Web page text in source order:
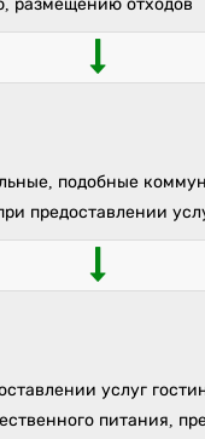
размещению отходов
подобные
предоставлении
услуг
питания,